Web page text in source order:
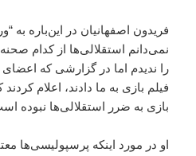
فریدون اصفهانیان در این‌باره
نمی‌دانم استقلالی‌ها از کدام
را ندیدم اما در گزارشی که اعضای
فیلم بازی به ما دادند، اعلام
بازی به ضرر استقلالی‌ها نبوده
او در مورد اینکه پرسپولیسی‌ها